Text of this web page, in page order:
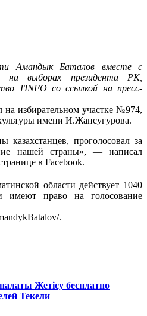
Амандык Баталов вместе с
на выборах президента РК,
TINFO со ссылкой на пресс-
на избирательном участке №974,
имени И.Жансугурова.
проголосовал за
нашей страны», — написал
в Facebook.
области действует 1040
имеют право на голосование
.
Жетісу бесплатно
Текели